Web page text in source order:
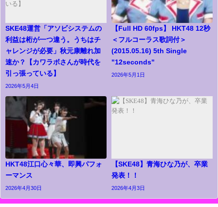
SKE48運営「アソビシステムの
利益は桁が一つ違う。うちはチ
ャレンジが必要」秋元康離れ加
速か？【カワラボさんが時代を
引っ張っている】
2026年5月4日
【Full HD 60fps】 HKT48 12秒
＜フルコーラス歌詞付＞
(2015.05.16) 5th Single
"12seconds"
2026年5月1日
HKT48江口心々華、即興パフォ
ーマンス
2026年4月30日
【SKE48】青海ひな乃が、卒業
発表！！
2026年4月3日